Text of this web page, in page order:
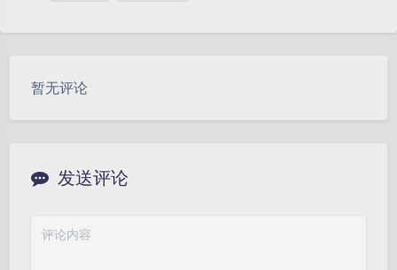
暂无评论
发送评论